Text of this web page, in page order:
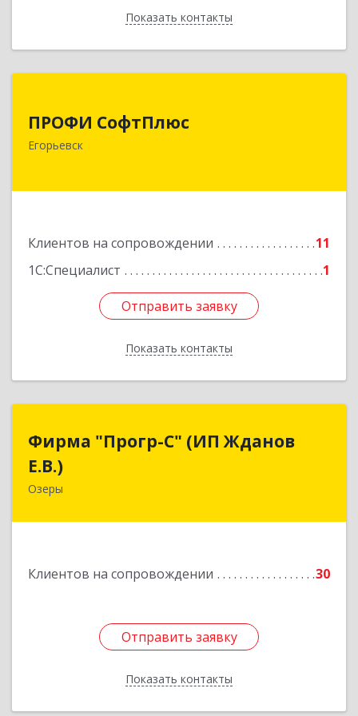
Показать контакты
Назад
ПРОФИ СофтПлюс
Егорьевск
Клиентов на сопровождении
11
1С:Специалист
1
Отправить заявку
Показать контакты
140301, Московская обл, Егорьевск г,
Парижской Коммуны ул, дом № 1Б, кв.316
Подробнее
Отправить заявку
Назад
Фирма "Прогр-С" (ИП Жданов
Е.В.)
Озеры
Клиентов на сопровождении 30
Отправить заявку
Показать контакты
140563, Московская обл, Озерский р-н, Озеры г,
Отправить заявку
Назад